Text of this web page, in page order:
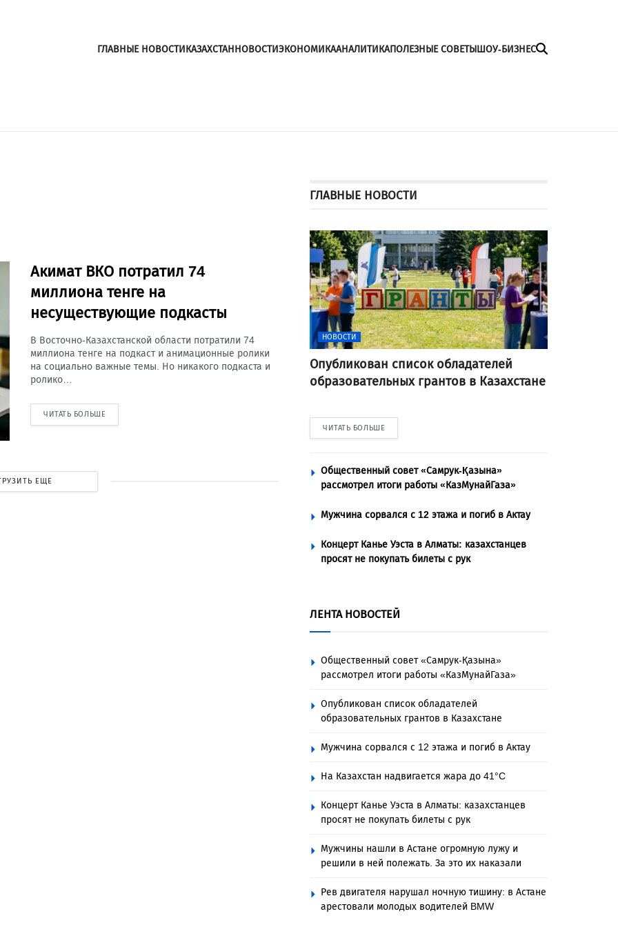
ГЛАВНЫЕ НОВОСТИКАЗАХСТАННОВОСТИЭКОНОМИКААНАЛИТИКАПОЛЕЗНЫЕ СОВЕТЫШОУ-БИЗНЕС
Акимат ВКО потратил 74
миллиона тенге на
несуществующие подкасты
В Восточно-Казахстанской области потратили 74
миллиона тенге на подкаст и анимационные ролики
на социально важные темы. Но никакого подкаста и
ролико…
ЧИТАТЬ БОЛЬШЕ
ЕЩЕ
ГЛАВНЫЕ НОВОСТИ
НОВОСТИ
Опубликован список обладателей
образовательных грантов в Казахстане
ЧИТАТЬ БОЛЬШЕ
Общественный совет «Самрук-Қазына»
рассмотрел итоги работы «КазМунайГаза»
Мужчина сорвался с 12 этажа и погиб в Актау
Концерт Канье Уэста в Алматы: казахстанцев
просят не покупать билеты с рук
ЛЕНТА НОВОСТЕЙ
Общественный совет «Самрук-Қазына»
рассмотрел итоги работы «КазМунайГаза»
Опубликован список обладателей
образовательных грантов в Казахстане
Мужчина сорвался с 12 этажа и погиб в Актау
На Казахстан надвигается жара до 41°C
Концерт Канье Уэста в Алматы: казахстанцев
просят не покупать билеты с рук
Мужчины нашли в Астане огромную лужу и
решили в ней полежать. За это их наказали
Рев двигателя нарушал ночную тишину: в Астане
арестовали молодых водителей BMW